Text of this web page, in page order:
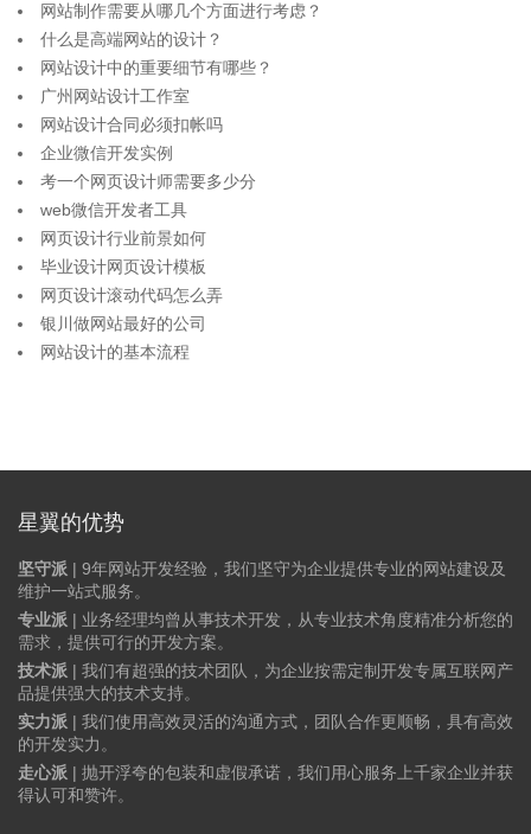
网站制作需要从哪几个方面进行考虑？
什么是高端网站的设计？
网站设计中的重要细节有哪些？
广州网站设计工作室
网站设计合同必须扣帐吗
企业微信开发实例
考一个网页设计师需要多少分
web微信开发者工具
网页设计行业前景如何
毕业设计网页设计模板
网页设计滚动代码怎么弄
银川做网站最好的公司
网站设计的基本流程
星翼的优势
坚守派 | 9年网站开发经验，我们坚守为企业提供专业的网站建设及
维护一站式服务。
专业派 | 业务经理均曾从事技术开发，从专业技术角度精准分析您的
需求，提供可行的开发方案。
技术派 | 我们有超强的技术团队，为企业按需定制开发专属互联网产
品提供强大的技术支持。
实力派 | 我们使用高效灵活的沟通方式，团队合作更顺畅，具有高效
的开发实力。
走心派 | 抛开浮夸的包装和虚假承诺，我们用心服务上千家企业并获
得认可和赞许。